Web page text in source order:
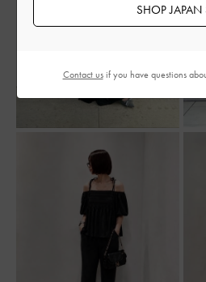
SHOP JAPAN
Contact usif you have questions